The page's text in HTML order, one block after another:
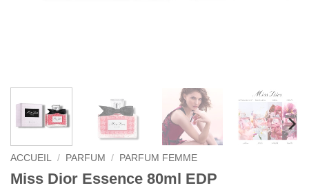
ACCUEIL / PARFUM / PARFUM FEMME
Miss Dior Essence 80ml EDP